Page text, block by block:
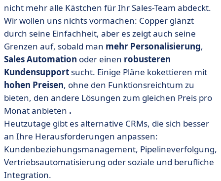
Copper
• Unsere Top 13 Software-Alternativen zu Copper
• Wie wählen Sie die richtige Alternative zu Copper?
• Es ist an der Zeit, Ihr CRM mit Ihren Ambitionen in
Einklang zu bringen.
nicht mehr alle Kästchen für Ihr Sales-Team abdeckt.
Wir wollen uns nichts vormachen: Copper glänzt
durch seine Einfachheit, aber es zeigt auch seine
Grenzen auf, sobald man mehr Personalisierung,
Sales Automation oder einen robusteren
Kundensupport sucht. Einige Pläne kokettieren mit
hohen Preisen, ohne den Funktionsreichtum zu
bieten, den andere Lösungen zum gleichen Preis pro
Monat anbieten .
Heutzutage gibt es alternative CRMs, die sich besser
an Ihre Herausforderungen anpassen:
Kundenbeziehungsmanagement, Pipelineverfolgung,
Vertriebsautomatisierung oder soziale und berufliche
Integration.